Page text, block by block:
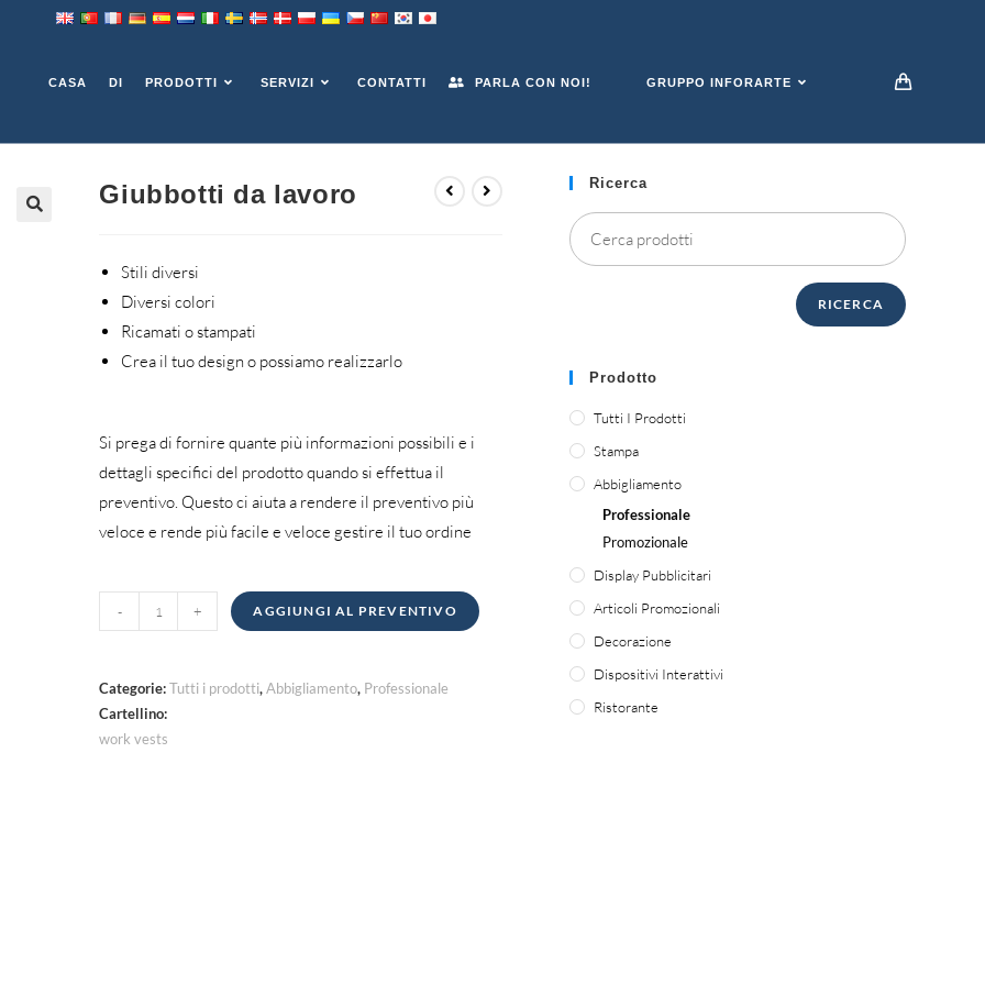
CASA DI PRODOTTI SERVIZI CONTATTI PARLA CON NOI! GRUPPO INFORARTE
Giubbotti da lavoro
Stili diversi
Diversi colori
Ricamati o stampati
Crea il tuo design o possiamo realizzarlo
Si prega di fornire quante più informazioni possibili e i
dettagli specifici del prodotto quando si effettua il
preventivo. Questo ci aiuta a rendere il preventivo più
veloce e rende più facile e veloce gestire il tuo ordine
Giubbotti
da
quantità
- + AGGIUNGI AL PREVENTIVO
Categorie:Tutti i prodotti,Abbigliamento, Professionale
Cartellino:
work vests
Ricerca
RICERCA
Prodotto
Tutti I Prodotti
Stampa
Abbigliamento
Professionale
Promozionale
Display Pubblicitari
Articoli Promozionali
Decorazione
Dispositivi Interattivi
Ristorante